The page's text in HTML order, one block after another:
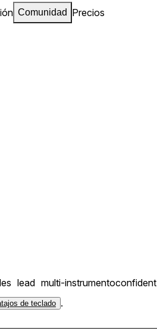
Comunidad Precios
lead multi-instrumentoconfident
de teclado .